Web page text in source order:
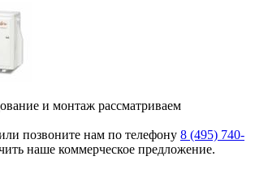
и монтаж рассматриваем
позвоните нам по телефону 8 (495) 740-
наше коммерческое предложение.